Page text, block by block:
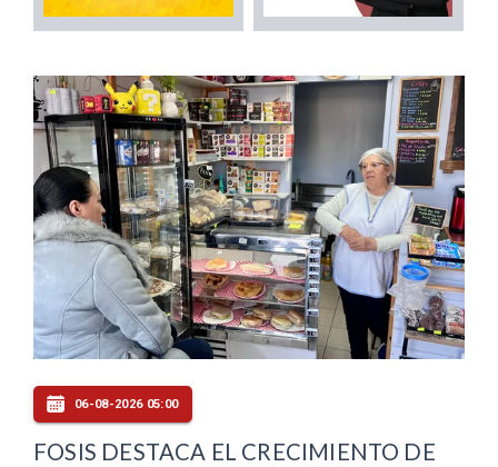
06-08-2026 05:00
FOSIS DESTACA EL CRECIMIENTO DE